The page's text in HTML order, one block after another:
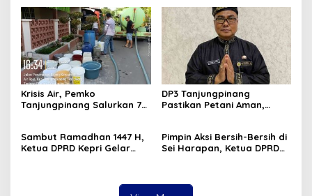
Hidupkan Syiar Islam
Krisis Air, Pemko
Tanjungpinang Salurkan 75
DP3 Tanjungpinang
Pastikan Petani Aman,
Sambut Ramadhan 1447 H,
Ketua DPRD Kepri Gelar
Pimpin Aksi Bersih-Bersih di
Sei Harapan, Ketua DPRD